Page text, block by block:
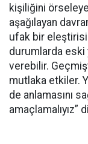
kişiliğini
aşağılayan
ufak bir
durumlarda eski
verebilir.
mutlaka etkiler.
de anlamasını
amaçlamalıyız”